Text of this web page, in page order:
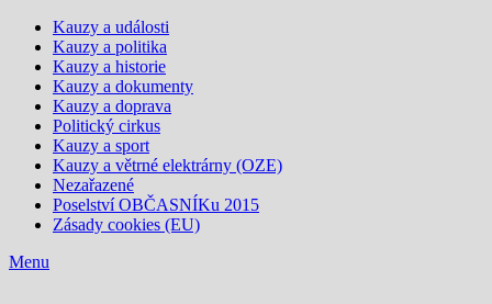
Kauzy a události
Kauzy a politika
Kauzy a historie
Kauzy a dokumenty
Kauzy a doprava
Politický cirkus
Kauzy a sport
Kauzy a větrné elektrárny (OZE)
Nezařazené
Poselství OBČASNÍKu 2015
Zásady cookies (EU)
Menu